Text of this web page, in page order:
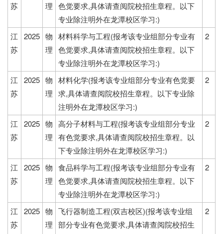
苏
理 色觉要求,具体请查阅院校招生章程。以下
专业除注明外在龙潭校区学习:)
江
苏
2025 物
理
材料科学与工程(报考该专业组部分专业有
色觉要求,具体请查阅院校招生章程。以下
专业除注明外在龙潭校区学习:)
2
江
苏
2025 物
理
材料化学(报考该专业组部分专业有色觉要
求,具体请查阅院校招生章程。以下专业除
注明外在龙潭校区学习:)
2
江
苏
2025 物
理
高分子材料与工程(报考该专业组部分专业
有色觉要求,具体请查阅院校招生章程。以
下专业除注明外在龙潭校区学习:)
2
江
苏
2025 物
理
食品科学与工程(报考该专业组部分专业有
色觉要求,具体请查阅院校招生章程。以下
专业除注明外在龙潭校区学习:)
2
江
苏
2025 物
理
飞行器制造工程(双吉校区)(报考该专业组
部分专业有色觉要求,具体请查阅院校招生
2